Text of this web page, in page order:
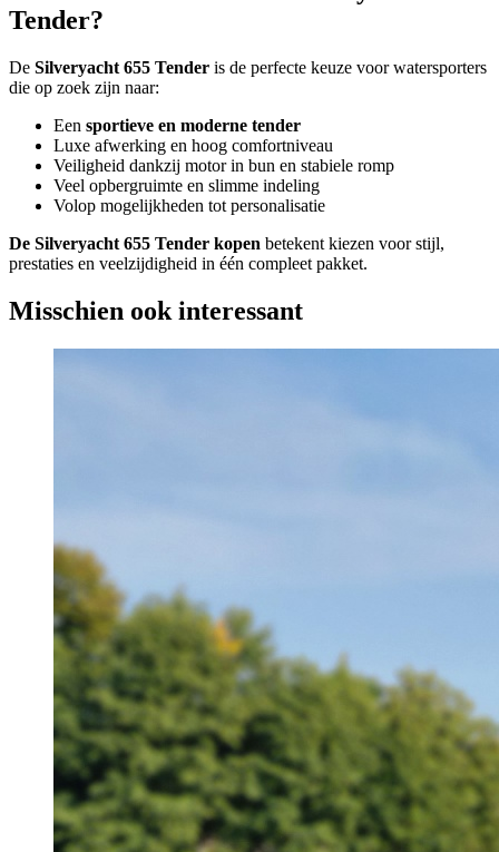
Tender?
De Silveryacht 655 Tender is de perfecte keuze voor watersporters
die op zoek zijn naar:
Een sportieve en moderne tender
Luxe afwerking en hoog comfortniveau
Veiligheid dankzij motor in bun en stabiele romp
Veel opbergruimte en slimme indeling
Volop mogelijkheden tot personalisatie
De Silveryacht 655 Tender kopen betekent kiezen voor stijl,
prestaties en veelzijdigheid in één compleet pakket.
Misschien ook interessant